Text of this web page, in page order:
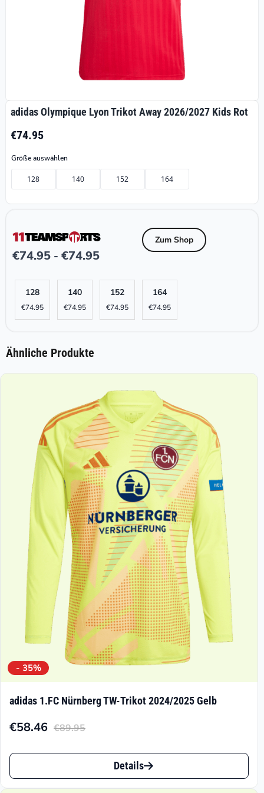
adidas Olympique Lyon Trikot Away 2026/2027 Kids Rot
€74.95
Größe auswählen
128 140 152 164
€74.95 - €74.95
Zum Shop
128
€74.95
140
€74.95
152
€74.95
164
€74.95
Ähnliche Produkte
- 35%
adidas 1.FC Nürnberg TW-Trikot 2024/2025 Gelb
€89.95
Ursprünglicher
Preis
€89.95
€58.46
Aktueller
Preis
€58.46.
Dieses
Produkt
Details